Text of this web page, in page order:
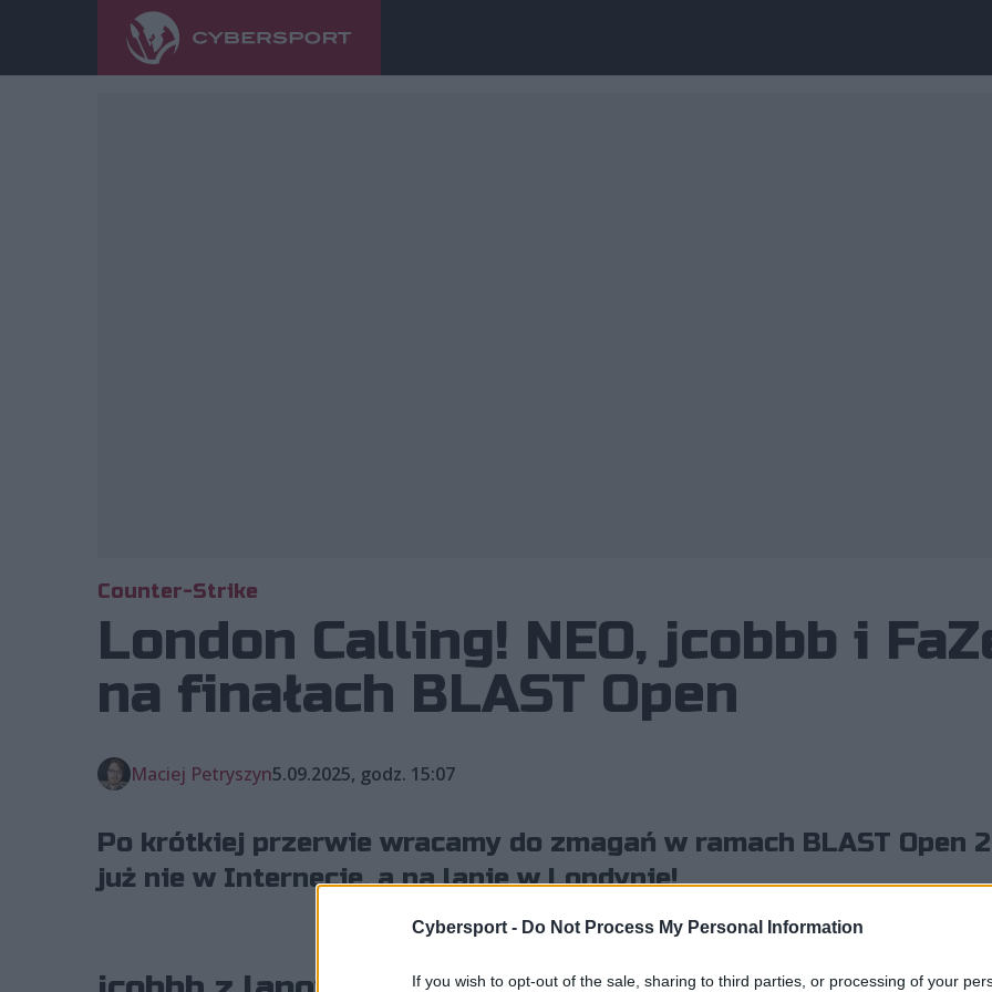
Cybersport - Do Not Process My Personal Information
If you wish to opt-out of the sale, sharing to third parties, or processing of your
Counter-Strike
London Calling! NEO, jcobbb i
na finałach BLAST Open
Maciej Petryszyn5.09.2025, godz. 15:07
Po krótkiej przerwie wracamy do zmagań w ramach BLAST Open
już nie w Internecie, a na lanie w Londynie!